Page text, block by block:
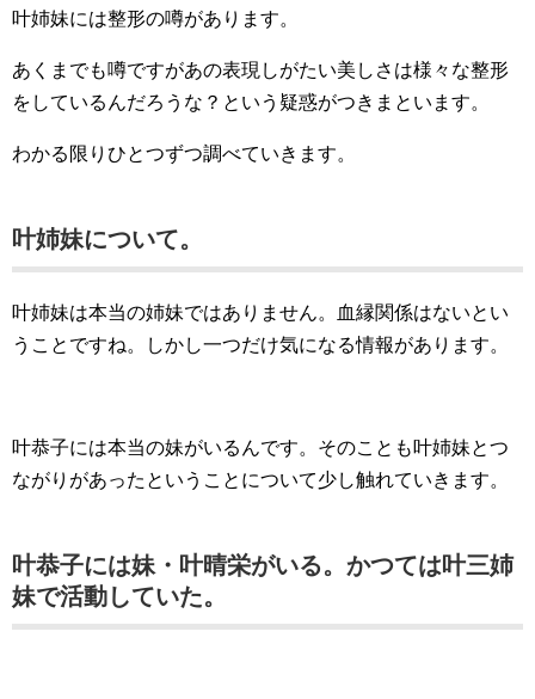
叶姉妹には整形の噂があります。
あくまでも噂ですがあの表現しがたい美しさは様々な整形
をしているんだろうな？という疑惑がつきまといます。
わかる限りひとつずつ調べていきます。
叶姉妹について。
叶姉妹は本当の姉妹ではありません。血縁関係はないとい
うことですね。しかし一つだけ気になる情報があります。
叶恭子には本当の妹がいるんです。そのことも叶姉妹とつ
ながりがあったということについて少し触れていきます。
叶恭子には妹・叶晴栄がいる。かつては叶三姉
妹で活動していた。